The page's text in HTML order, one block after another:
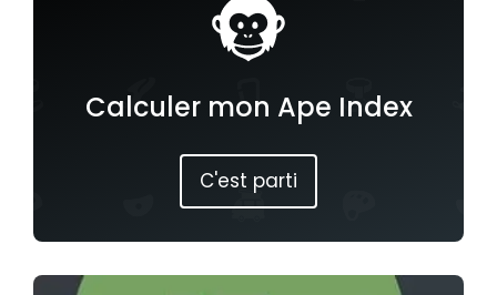
Calculer mon Ape Index
C'est parti